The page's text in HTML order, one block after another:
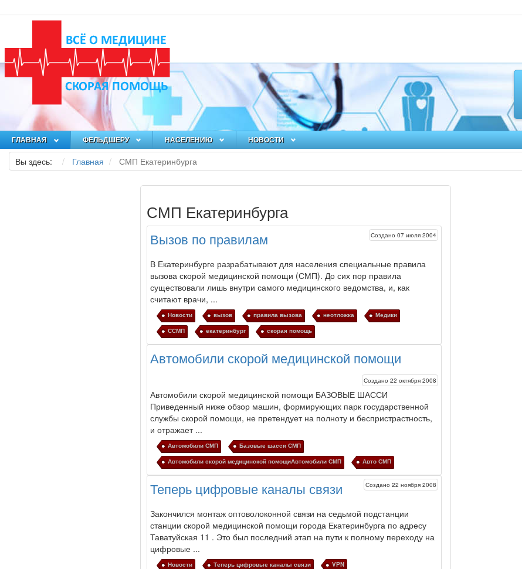
ГЛАВНАЯ ФЕЛЬДШЕРУ НАСЕЛЕНИЮ НОВОСТИ
Вы здесь: Главная СМП Екатеринбурга
СМП Екатеринбурга
Вызов по правилам Создано 07 июля 2004
В Екатеринбурге разрабатывают для населения специальные правила
вызова скорой медицин­ской помощи (СМП). До сих пор правила
существовали лишь внутри самого медицинского ведомства, и, как
считают врачи, ...
Новости вызов правила вызова неотложка
Медики
ССМП
екатеринбург скорая помощь
Автомобили скорой медицинской помощи
Создано 22 октября 2008
Автомобили скорой медицинской помощи БАЗОВЫЕ ШАССИ
Приведенный ниже обзор машин, формирующих парк государственной
службы скорой помощи, не претендует на полноту и беспристрастность,
и отражает ...
Автомобили СМП
Базовые шасси СМП
Автомобили скорой медицинской помощиАвтомобили СМП
Авто СМП
Теперь цифровые каналы связи Создано 22 ноября 2008
Закончился монтаж оптоволоконной связи на седьмой подстанции
станции скорой медицинской помощи города Екатеринбурга по адресу
Таватуйская 11 . Это был последний этап на пути к полному переходу на
цифровые ...
Новости Теперь цифровые каналы связи
VPN